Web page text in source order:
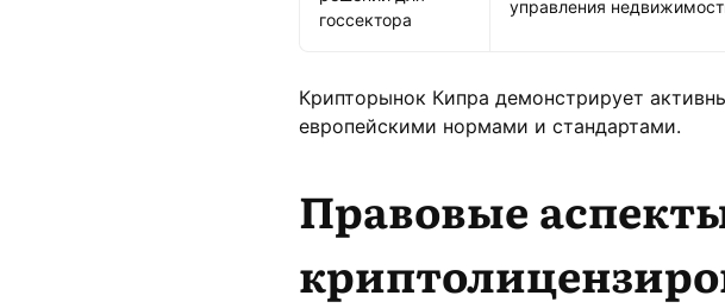
госсектора
управления
Крипторынок Кипра демонстрирует
европейскими нормами и стандартами.
Правовые